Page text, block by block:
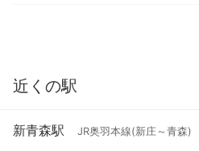
近くの駅
新青森駅 JR奥羽本線(新庄～青森)